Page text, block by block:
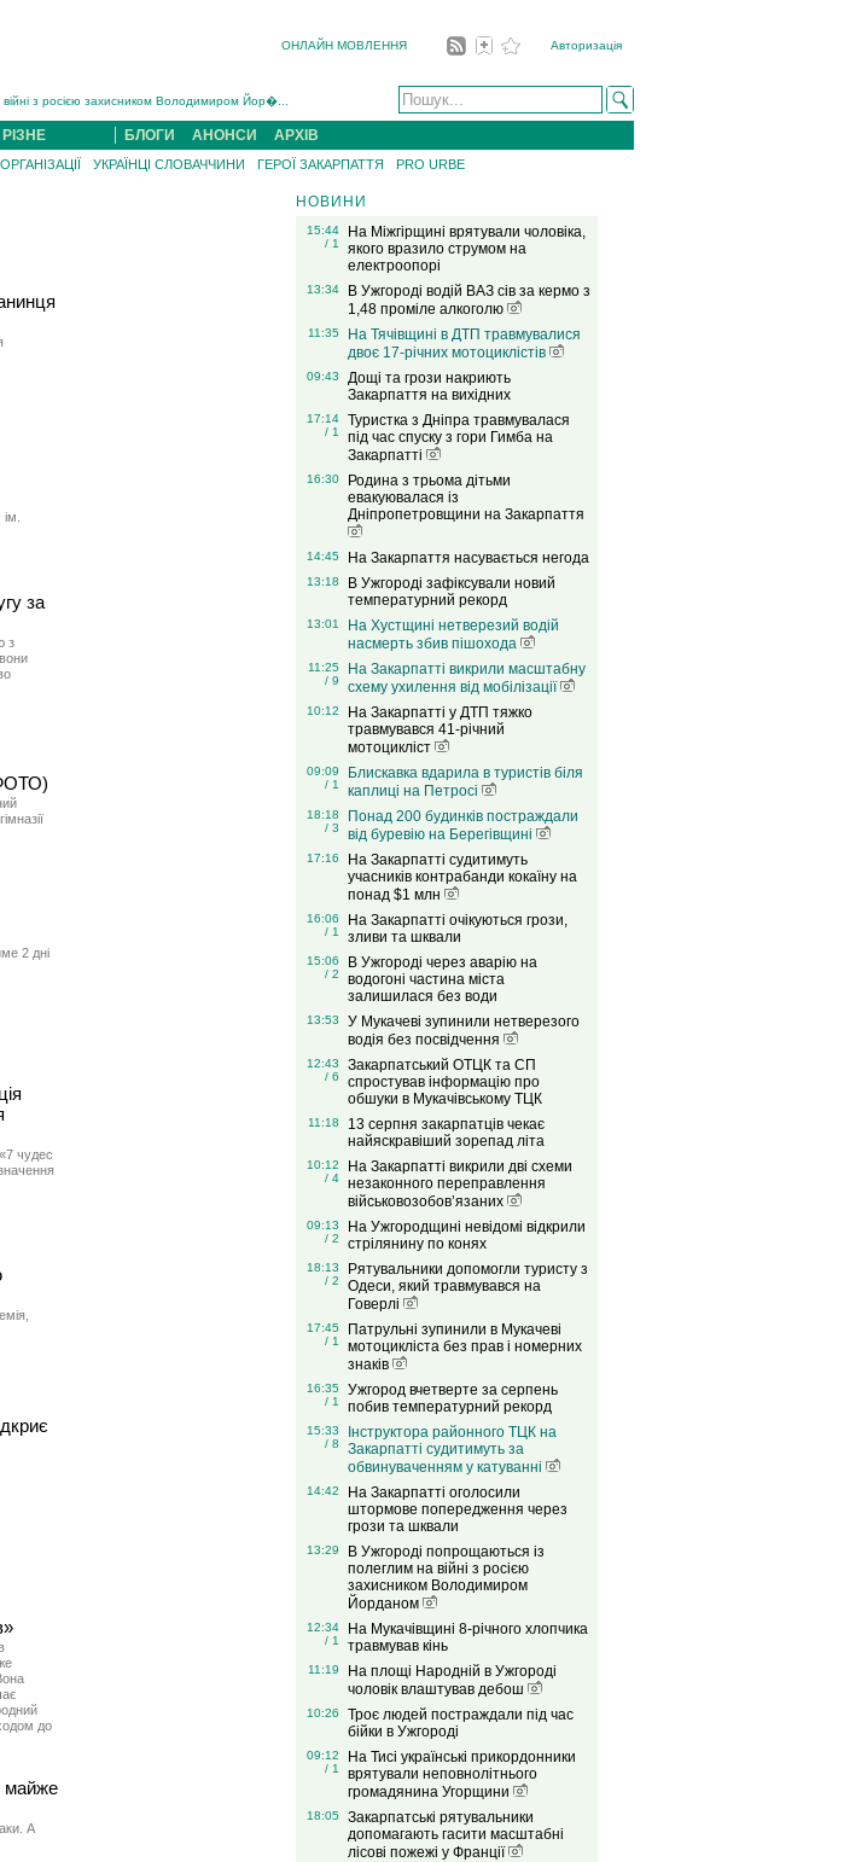
ОНЛАЙН МОВЛЕННЯ
Авторизація
Богданом Югасом, який два роки �...
на Хустщині Юліана Гербея (ФОТО)[/gree...
Ігнат Роздяловський (ФОТО)...
РІЗНЕ БЛОГИ АНОНСИ АРХІВ
УКРАЇНЦІ СЛОВАЧЧИНИ ГЕРОЇ ЗАКАРПАТТЯ PRO URBE
за
з
2 дні
чудес
до
майже
А
НОВИНИ
15:44
/ 1
На Міжгірщині врятували чоловіка,
якого вразило струмом на
електроопорі
13:34
В Ужгороді водій ВАЗ сів за кермо з
1,48 проміле алкоголю
11:35
На Тячівщині в ДТП травмувалися
двоє 17-річних мотоциклістів
09:43
Дощі та грози накриють
Закарпаття на вихідних
17:14
/ 1
Туристка з Дніпра травмувалася
під час спуску з гори Гимба на
Закарпатті
16:30
Родина з трьома дітьми
евакуювалася із
Дніпропетровщини на Закарпаття
14:45 На Закарпаття насувається негода
13:18
В Ужгороді зафіксували новий
температурний рекорд
13:01
На Хустщині нетверезий водій
насмерть збив пішохода
11:25
/ 9
На Закарпатті викрили масштабну
схему ухилення від мобілізації
10:12
На Закарпатті у ДТП тяжко
травмувався 41-річний
мотоцикліст
09:09
/ 1
Блискавка вдарила в туристів біля
каплиці на Петросі
18:18
/ 3
Понад 200 будинків постраждали
від буревію на Берегівщині
17:16
На Закарпатті судитимуть
учасників контрабанди кокаїну на
понад $1 млн
16:06
/ 1
На Закарпатті очікуються грози,
зливи та шквали
15:06
/ 2
В Ужгороді через аварію на
водогоні частина міста
залишилася без води
13:53
У Мукачеві зупинили нетверезого
водія без посвідчення
12:43
/ 6
Закарпатський ОТЦК та СП
спростував інформацію про
обшуки в Мукачівському ТЦК
11:18
13 серпня закарпатців чекає
найяскравіший зорепад літа
10:12
/ 4
На Закарпатті викрили дві схеми
незаконного переправлення
військовозобов’язаних
09:13
/ 2
На Ужгородщині невідомі відкрили
стрілянину по конях
18:13
/ 2
Рятувальники допомогли туристу з
Одеси, який травмувався на
Говерлі
17:45
/ 1
Патрульні зупинили в Мукачеві
мотоцикліста без прав і номерних
знаків
16:35
/ 1
Ужгород вчетверте за серпень
побив температурний рекорд
15:33
/ 8
Інструктора районного ТЦК на
Закарпатті судитимуть за
обвинуваченням у катуванні
14:42
На Закарпатті оголосили
штормове попередження через
грози та шквали
13:29
В Ужгороді попрощаються із
полеглим на війні з росією
захисником Володимиром
Йорданом
12:34
/ 1
На Мукачівщині 8-річного хлопчика
травмував кінь
11:19
На площі Народній в Ужгороді
чоловік влаштував дебош
10:26
Троє людей постраждали під час
бійки в Ужгороді
09:12
/ 1
На Тисі українські прикордонники
врятували неповнолітнього
громадянина Угорщини
18:05
Закарпатські рятувальники
допомагають гасити масштабні
лісові пожежі у Франції